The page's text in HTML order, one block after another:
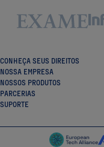
CONHEÇA SEUS DIREITOS
NOSSA EMPRESA
NOSSOS PRODUTOS
PARCERIAS
SUPORTE